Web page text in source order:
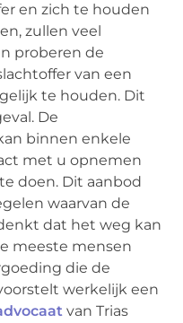
en zich te houden
zullen veel
proberen de
van een
te houden. Dit
De
binnen enkele
met u opnemen
doen. Dit aanbod
waarvan de
dat het weg kan
meeste mensen
die de
werkelijk een
van Trias